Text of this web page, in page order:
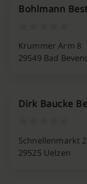
Bohlmann
Krummer Arm 8
29549 Bad
Dirk Baucke
Schnellenmarkt 2
29525 Uelzen